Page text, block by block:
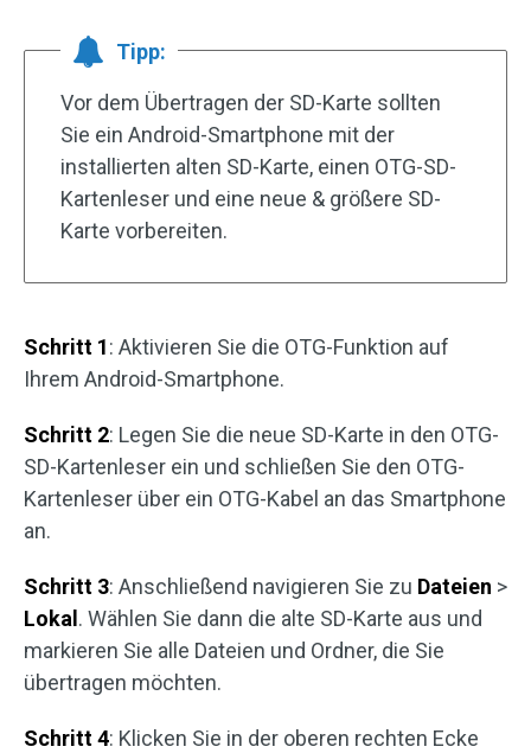
Tipp:
Vor dem Übertragen der SD-Karte sollten
Sie ein Android-Smartphone mit der
installierten alten SD-Karte, einen OTG-SD-
Kartenleser und eine neue & größere SD-
Karte vorbereiten.
Schritt 1: Aktivieren Sie die OTG-Funktion auf
Ihrem Android-Smartphone.
Schritt 2: Legen Sie die neue SD-Karte in den OTG-
SD-Kartenleser ein und schließen Sie den OTG-
Kartenleser über ein OTG-Kabel an das Smartphone
an.
Schritt 3: Anschließend navigieren Sie zu Dateien >
Lokal. Wählen Sie dann die alte SD-Karte aus und
markieren Sie alle Dateien und Ordner, die Sie
übertragen möchten.
Schritt 4: Klicken Sie in der oberen rechten Ecke